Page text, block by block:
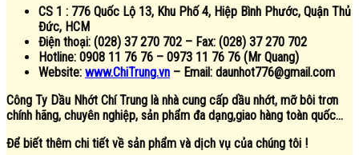
CS 1 : 776 Quốc Lộ 13, Khu Phố 4, Hiệp Bình Phước, Quận Thủ
Đức, HCM
Điện thoại: (028) 37 270 702 – Fax: (028) 37 270 702
Hotline: 0908 11 76 76 – 0973 11 76 76 (Mr Quang)
Website: www.ChiTrung.vn – Email: daunhot776@gmail.com
Công Ty Dầu Nhớt Chí Trung là nhà cung cấp dầu nhớt, mỡ bôi trơn
chính hãng, chuyên nghiệp, sản phẩm đa dạng,giao hàng toàn quốc…
Để biết thêm chi tiết về sản phẩm và dịch vụ của chúng tôi !